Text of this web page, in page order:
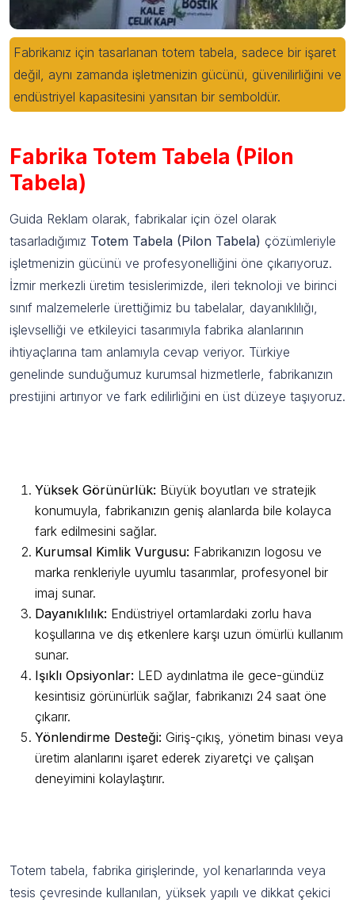
Fabrikanız için tasarlanan totem tabela, sadece bir işaret
değil, aynı zamanda işletmenizin gücünü, güvenilirliğini ve
endüstriyel kapasitesini yansıtan bir semboldür.
Fabrika Totem Tabela (Pilon
Tabela)
Guida Reklam olarak, fabrikalar için özel olarak
tasarladığımız Totem Tabela (Pilon Tabela) çözümleriyle
işletmenizin gücünü ve profesyonelliğini öne çıkarıyoruz.
İzmir merkezli üretim tesislerimizde, ileri teknoloji ve birinci
sınıf malzemelerle ürettiğimiz bu tabelalar, dayanıklılığı,
işlevselliği ve etkileyici tasarımıyla fabrika alanlarının
ihtiyaçlarına tam anlamıyla cevap veriyor. Türkiye
genelinde sunduğumuz kurumsal hizmetlerle, fabrikanızın
prestijini artırıyor ve fark edilirliğini en üst düzeye taşıyoruz.
Yüksek Görünürlük: Büyük boyutları ve stratejik
konumuyla, fabrikanızın geniş alanlarda bile kolayca
fark edilmesini sağlar.
Kurumsal Kimlik Vurgusu: Fabrikanızın logosu ve
marka renkleriyle uyumlu tasarımlar, profesyonel bir
imaj sunar.
Dayanıklılık: Endüstriyel ortamlardaki zorlu hava
koşullarına ve dış etkenlere karşı uzun ömürlü kullanım
sunar.
Işıklı Opsiyonlar: LED aydınlatma ile gece-gündüz
kesintisiz görünürlük sağlar, fabrikanızı 24 saat öne
çıkarır.
Yönlendirme Desteği: Giriş-çıkış, yönetim binası veya
üretim alanlarını işaret ederek ziyaretçi ve çalışan
deneyimini kolaylaştırır.
Totem tabela, fabrika girişlerinde, yol kenarlarında veya
tesis çevresinde kullanılan, yüksek yapılı ve dikkat çekici